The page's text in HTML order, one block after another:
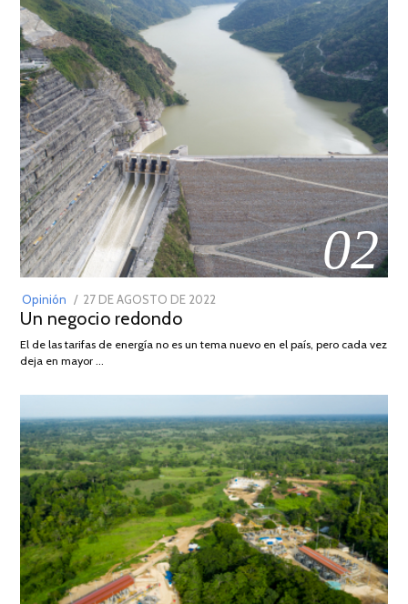
02
Opinión
POSTED
ON
27 DE AGOSTO DE 2022
DE
Un negocio redondo
El de las tarifas de energía no es un tema nuevo en el país, pero cada vez
deja en mayor …